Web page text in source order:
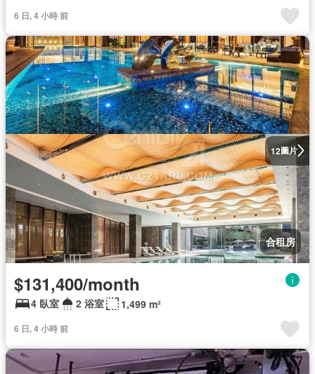
6 日, 4 小時 前
12圖片
合租房
$131,400/month
4 臥室 2 浴室 1,499 m²
6 日, 4 小時 前